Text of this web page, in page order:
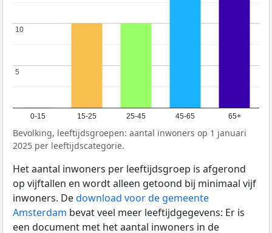
0-15 15-25 25-45 45-65 65+
5
5
10
10
Bevolking, leeftijdsgroepen: aantal inwoners op 1 januari
2025 per leeftijdscategorie.
Het aantal inwoners per leeftijdsgroep is afgerond
op vijftallen en wordt alleen getoond bij minimaal vijf
inwoners. Dedownload voor de gemeente
Amsterdam bevat veel meer leeftijdgegevens: Er is
een document met het aantal inwoners in de